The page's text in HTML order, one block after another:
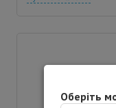
Оберіть